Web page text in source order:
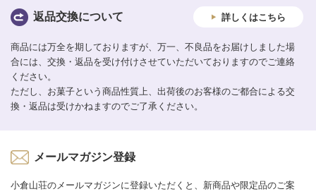
返品交換について 詳しくはこちら
商品には万全を期しておりますが、万一、不良品をお届けしました場
合には、交換・返品を受け付けさせていただいておりますのでご連絡
ください。
ただし、お菓子という商品性質上、出荷後のお客様のご都合による交
換・返品は受けかねますのでご了承ください。
メールマガジン登録
小倉山荘のメールマガジンに登録いただくと、新商品や限定品のご案